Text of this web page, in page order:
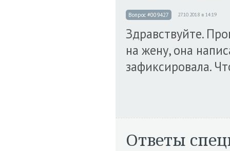
Вопрос #009427 27.10.2018 в 14:19
Здравствуйте.
на жену, она
зафиксировала.
Ответы